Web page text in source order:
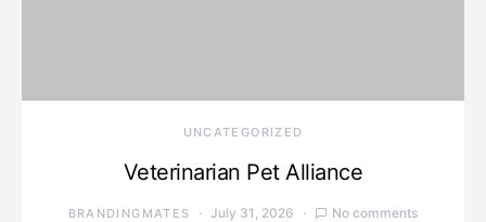
UNCATEGORIZED
Veterinarian Pet Alliance
BRANDINGMATES July 31, 2026 No comments